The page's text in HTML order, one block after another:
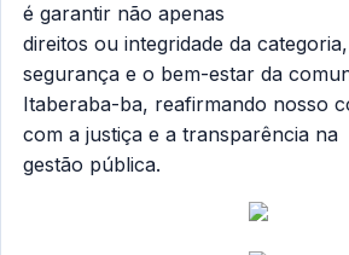
é garantir não apenas
direitos ou integridade da
segurança e o bem-estar da
Itaberaba-ba, reafirmando nosso
com a justiça e a transparência na
gestão pública.